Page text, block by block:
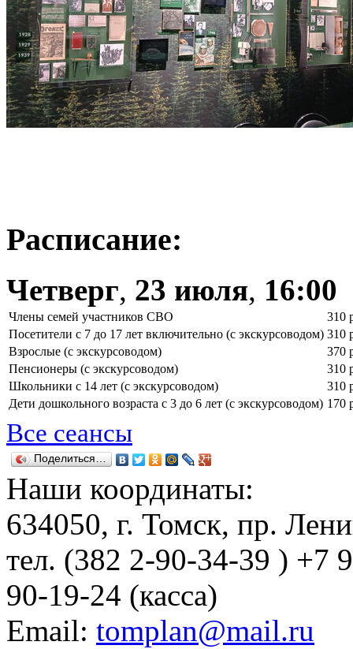
Расписание:
Четверг, 23 июля, 16:00
Члены семей участников СВО
310
Посетители с 7 до 17 лет включительно (с экскурсоводом) 310
Взрослые (с экскурсоводом)
370
Пенсионеры (с экскурсоводом)
310
Школьники с 14 лет (с экскурсоводом)
310
Дети дошкольного возраста с 3 до 6 лет (с экскурсоводом) 170
Все сеансы
Поделиться…
Наши координаты:
634050, г. Томск, пр.
тел. (382 2-90-34-39 ) +7
90-19-24 (касса)
Email: tomplan@mail.ru